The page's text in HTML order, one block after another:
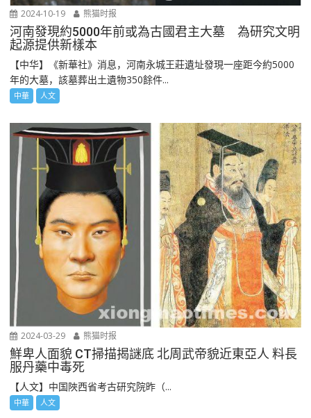
2024-10-19 熊猫时报
河南發現約5000年前或為古國君主大墓 為研究文明
起源提供新樣本
【中华】《新華社》消息，河南永城王莊遺址發現一座距今約5000
年的大墓，該墓葬出土遺物350餘件...
中華 人文
2024-03-29 熊猫时报
鮮卑人面貌 CT掃描揭謎底 北周武帝貌近東亞人 料長
服丹藥中毒死
【人文】中国陜西省考古研究院昨（...
中華 人文